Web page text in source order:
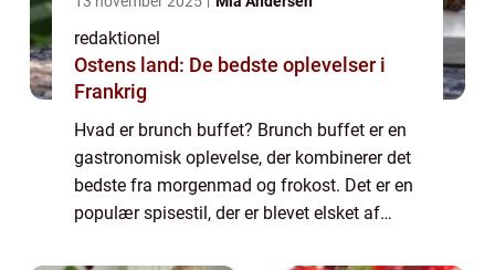
redaktionel
Ostens land: De bedste oplevelser i
Frankrig
Hvad er brunch buffet? Brunch buffet er en
gastronomisk oplevelse, der kombinerer det
bedste fra morgenmad og frokost. Det er en
populær spisestil, der er blevet elsket af